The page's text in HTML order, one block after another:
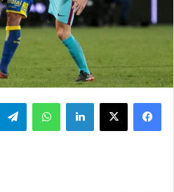
فيسبوك ‫X لينكدإن واتساب